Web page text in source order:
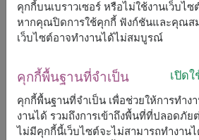
ตุ๊กตาสูง 100 ซม.
ของขวัญสุดคลาสสิคตลอดกาล ตุ๊กตาห
ดอกกุหลาบแดง 🐻🌹
คุกกี้บนเบราวเซอร์ หรือไม่ใช้งานเว็บไ
หากคุณปิดการใช้คุกกี้ ฟังก์ชันและคุณส
เว็บไซต์อาจทำงานได้ไม่สมบูรณ์
คุกกี้พื้นฐานที่จำเป็น เปิด
คุกกี้พื้นฐานที่จำเป็น เพื่อช่วยให้การทำง
งานได้ รวมถึงการเข้าถึงพื้นที่ที่ปลอดภัย
ไม่มีคุกกี้นี้เว็บไซต์จะไม่สามารถทำงาน